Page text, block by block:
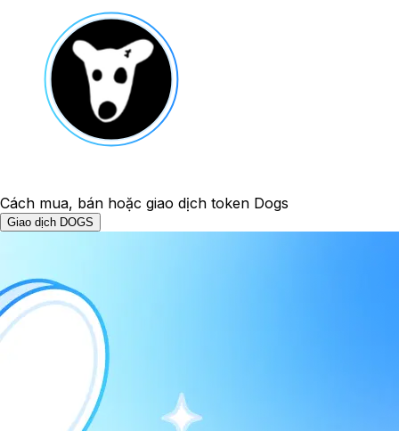
Cách mua, bán hoặc giao dịch token Dogs
Giao dịch DOGS